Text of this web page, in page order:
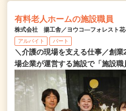
有料老人ホームの施設職員
株式会社 揚工舎／ヨウコ―フォレスト花
アルバイト パート
＼介護の現場を支える仕事／創
場企業が運営する施設で「施設職